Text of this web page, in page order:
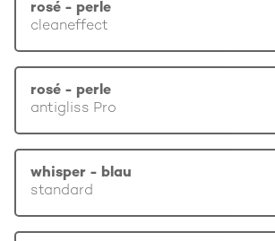
rosé - perle
cleaneffect
rosé - perle
antigliss Pro
whisper - blau
standard